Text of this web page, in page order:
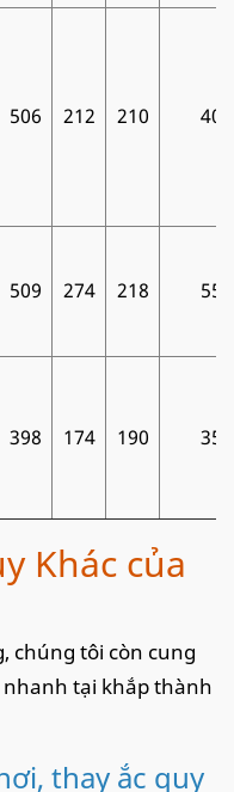
506 212 210 40
509 274 218 55
398 174 190 35
Khác của
chúng tôi còn cung
nhanh tại khắp thành
thay ắc quy